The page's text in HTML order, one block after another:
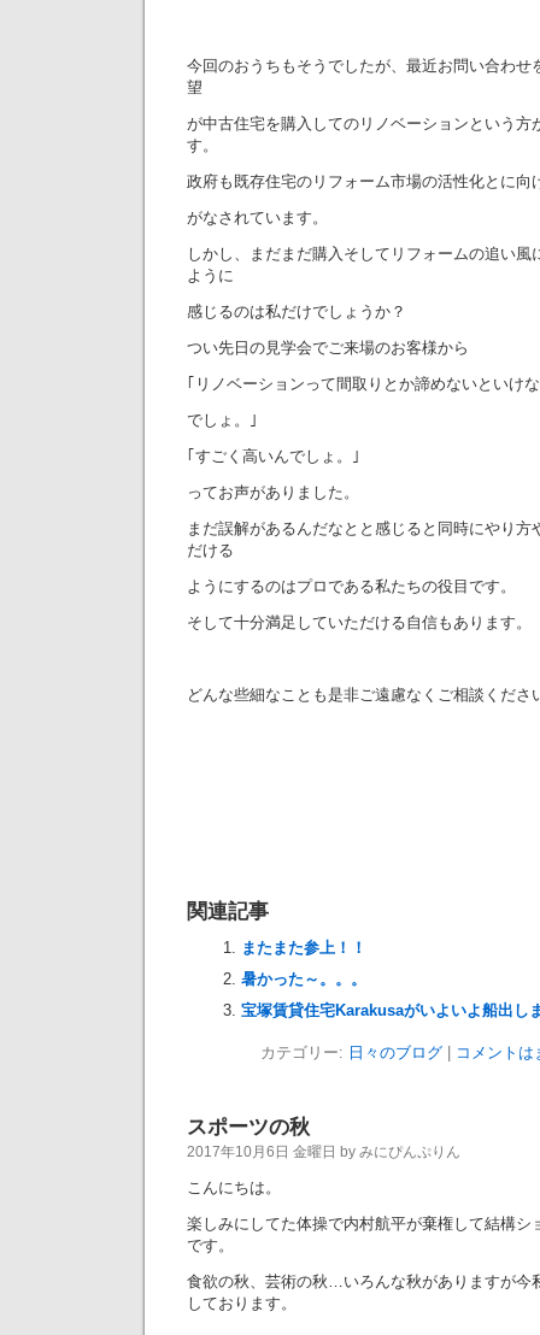
今回のおうちもそうでしたが、最近お問い合わせ
望
が中古住宅を購入してのリノベーションという方
す。
政府も既存住宅のリフォーム市場の活性化とに向
がなされています。
しかし、まだまだ購入そしてリフォームの追い風
ように
感じるのは私だけでしょうか？
つい先日の見学会でご来場のお客様から
｢リノベーションって間取りとか諦めないといけ
でしょ。｣
｢すごく高いんでしょ。｣
ってお声がありました。
まだ誤解があるんだなとと感じると同時にやり方
だける
ようにするのはプロである私たちの役目です。
そして十分満足していただける自信もあります。
どんな些細なことも是非ご遠慮なくご相談くださ
関連記事
またまた参上！！
暑かった～。。。
宝塚賃貸住宅Karakusaがいよいよ船出し
カテゴリー: 日々のブログ| コメントは
スポーツの秋
2017年10月6日 金曜日 by みにぴんぷりん
こんにちは。
楽しみにしてた体操で内村航平が棄権して結構シ
です。
食欲の秋、芸術の秋…いろんな秋がありますが今
しております。